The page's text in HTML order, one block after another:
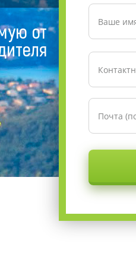
от